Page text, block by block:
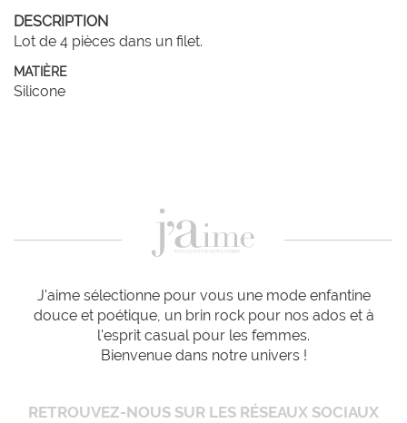
DESCRIPTION
Lot de 4 pièces dans un filet.
MATIÈRE
Silicone
J'aime sélectionne pour vous une mode enfantine
douce et poétique, un brin rock pour nos ados et à
l'esprit casual pour les femmes.
Bienvenue dans notre univers !
RETROUVEZ-NOUS SUR LES RÉSEAUX SOCIAUX